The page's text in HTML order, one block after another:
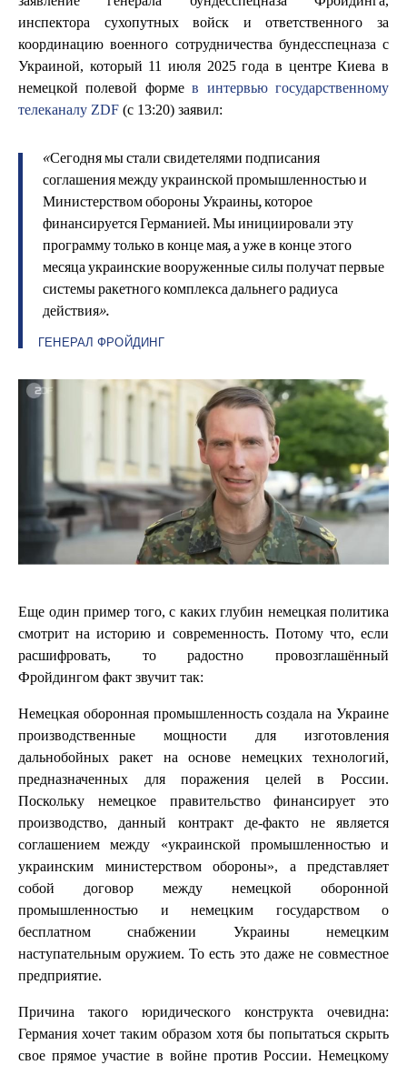
инспектора сухопутных войск и ответственного за
координацию военного сотрудничества бундесспецназа с
Украиной, который 11 июля 2025 года в центре Киева в
немецкой полевой формев интервью государственному
телеканалу ZDF (с 13:20) заявил:
«Сегодня мы стали свидетелями подписания
соглашения между украинской промышленностью и
Министерством обороны Украины, которое
финансируется Германией. Мы инициировали эту
программу только в конце мая, а уже в конце этого
месяца украинские вооруженные силы получат первые
системы ракетного комплекса дальнего радиуса
действия».
ГЕНЕРАЛ ФРОЙДИНГ
Еще один пример того, с каких глубин немецкая политика
смотрит на историю и современность. Потому что, если
расшифровать, то радостно провозглашённый
Фройдингом факт звучит так:
Немецкая оборонная промышленность создала на Украине
производственные мощности для изготовления
дальнобойных ракет на основе немецких технологий,
предназначенных для поражения целей в России.
Поскольку немецкое правительство финансирует это
производство, данный контракт де-факто не является
соглашением между «украинской промышленностью и
украинским министерством обороны», а представляет
собой договор между немецкой оборонной
промышленностью и немецким государством о
бесплатном снабжении Украины немецким
наступательным оружием. То есть это даже не совместное
предприятие.
Причина такого юридического конструкта очевидна:
Германия хочет таким образом хотя бы попытаться скрыть
свое прямое участие в войне против России. Немецкому